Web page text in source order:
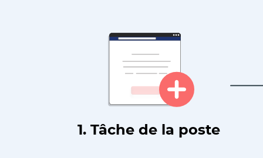
1. Tâche de la poste